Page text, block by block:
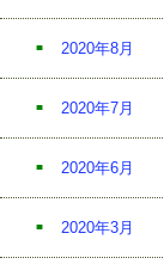
2020年8月
2020年7月
2020年6月
2020年3月